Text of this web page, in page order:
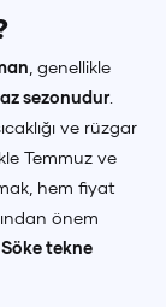
, genellikle
sezonudur
ve rüzgar
Temmuz ve
hem fiyat
önem
Söke tekne